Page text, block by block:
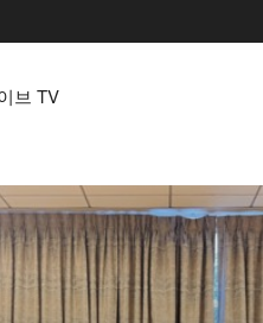
브 TV